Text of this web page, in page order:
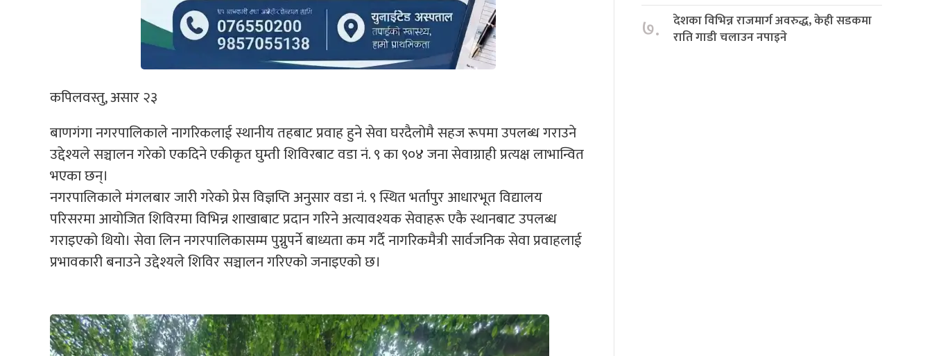
कपिलवस्तु, असार २३
बाणगंगा नगरपालिकाले नागरिकलाई स्थानीय तहबाट प्रवाह हुने सेवा घरदैलोमै सहज रूपमा उपलब्ध गराउने
उद्देश्यले सञ्चालन गरेको एकदिने एकीकृत घुम्ती शिविरबाट वडा नं. ९ का ९०४ जना सेवाग्राही प्रत्यक्ष लाभान्वित
भएका छन्।
नगरपालिकाले मंगलबार जारी गरेको प्रेस विज्ञप्ति अनुसार वडा नं. ९ स्थित भर्तापुर आधारभूत विद्यालय
परिसरमा आयोजित शिविरमा विभिन्न शाखाबाट प्रदान गरिने अत्यावश्यक सेवाहरू एकै स्थानबाट उपलब्ध
गराइएको थियो। सेवा लिन नगरपालिकासम्म पुग्नुपर्ने बाध्यता कम गर्दै नागरिकमैत्री सार्वजनिक सेवा प्रवाहलाई
प्रभावकारी बनाउने उद्देश्यले शिविर सञ्चालन गरिएको जनाइएको छ।
७.
देशका विभिन्न राजमार्ग अवरुद्ध, केही सडकमा
राति गाडी चलाउन नपाइने